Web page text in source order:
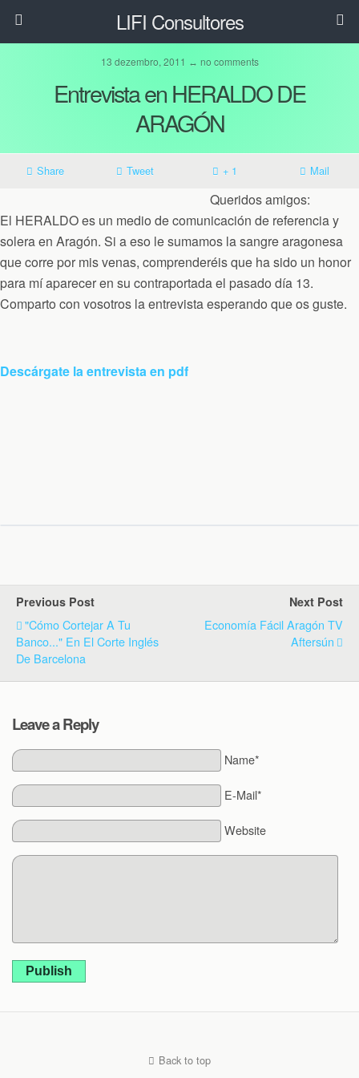
LIFI Consultores
13 dezembro, 2011 ↔ no comments
Entrevista en HERALDO DE
ARAGÓN
Share Tweet + 1 Mail
Queridos amigos:
El HERALDO es un medio de comunicación de referencia y
solera en Aragón. Si a eso le sumamos la sangre aragonesa
que corre por mis venas, comprenderéis que ha sido un honor
para mí aparecer en su contraportada el pasado día 13.
Comparto con vosotros la entrevista esperando que os guste.
Descárgate la entrevista en pdf
Previous Post
"Cómo Cortejar A Tu
Banco..." En El Corte Inglés
De Barcelona
Next Post
Economía Fácil Aragón TV
Aftersún
Leave a Reply
Name*
E-Mail*
Website
Publish
Back to top